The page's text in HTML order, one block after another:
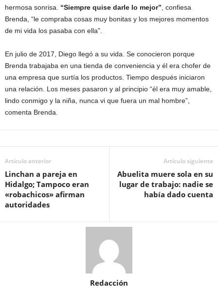
hermosa sonrisa. “Siempre quise darle lo mejor” , confiesa
Brenda, “le compraba cosas muy bonitas y los mejores momentos
de mi vida los pasaba con ella”.
En julio de 2017, Diego llegó a su vida. Se conocieron porque
Brenda trabajaba en una tienda de conveniencia y él era chofer de
una empresa que surtía los productos. Tiempo después iniciaron
una relación. Los meses pasaron y al principio “él era muy amable,
lindo conmigo y la niña, nunca vi que fuera un mal hombre”,
comenta Brenda.
Artículo anterior
Linchan a pareja en
Hidalgo; Tampoco eran
«robachicos» afirman
autoridades
Artículo siguiente
Abuelita muere sola en su
lugar de trabajo: nadie se
había dado cuenta
Redacción